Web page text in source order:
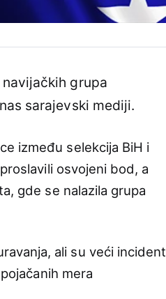
grupa
sarajevski mediji.
između selekcija BiH i
osvojeni bod, a
gde se nalazila grupa
ali su veći incident
mera